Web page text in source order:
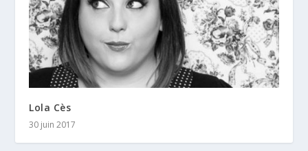
Lola Cès
30 juin 2017